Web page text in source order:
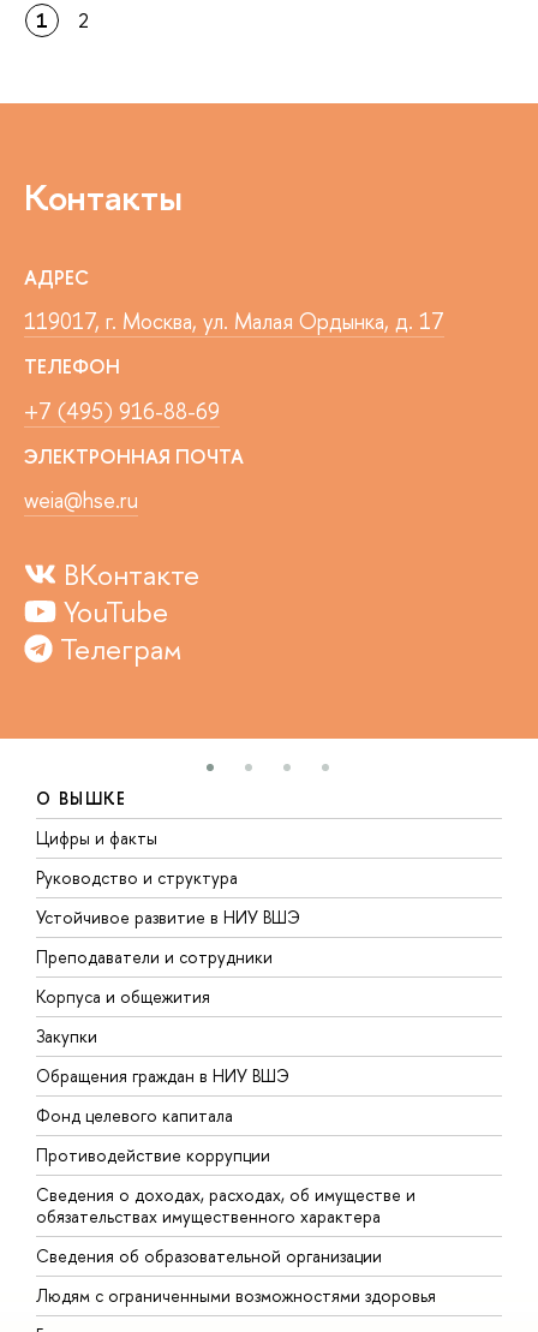
1 2
Контакты
АДРЕС
119017, г. Москва, ул. Малая Ордынка, д. 17
ТЕЛЕФОН
+7 (495) 916-88-69
ЭЛЕКТРОННАЯ ПОЧТА
weia@hse.ru
ВКонтакте
YouTube
Телеграм
О ВЫШКЕ
Цифры и факты
Руководство и структура
Устойчивое развитие в НИУ ВШЭ
Преподаватели и сотрудники
Корпуса и общежития
Закупки
Обращения граждан в НИУ ВШЭ
Фонд целевого капитала
Противодействие коррупции
Сведения о доходах, расходах, об имуществе и
обязательствах имущественного характера
Сведения об образовательной организации
Людям с ограниченными возможностями здоровья